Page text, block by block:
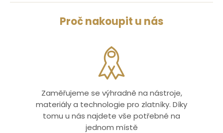
Proč nakoupit u nás
Zaměřujeme se výhradně na nástroje,
materiály a technologie pro zlatníky. Díky
tomu u nás najdete vše potřebné na
jednom místě